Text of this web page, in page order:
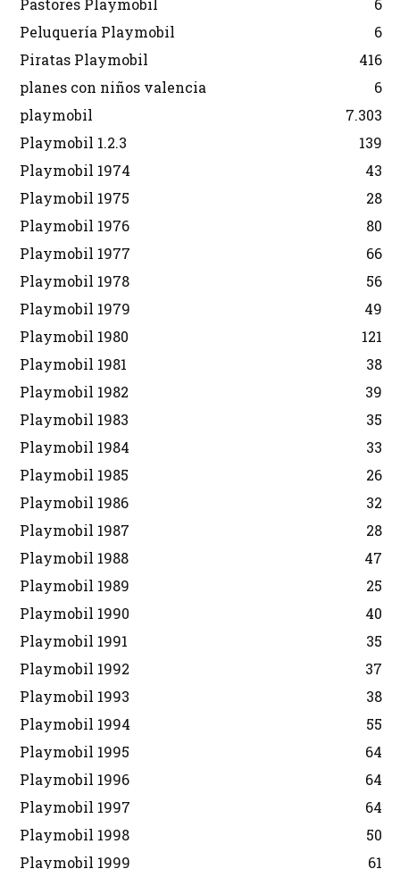
Pastores Playmobil
6
Peluquería Playmobil
6
Piratas Playmobil
416
planes con niños valencia
6
playmobil
7.303
Playmobil 1.2.3
139
Playmobil 1974
43
Playmobil 1975
28
Playmobil 1976
80
Playmobil 1977
66
Playmobil 1978
56
Playmobil 1979
49
Playmobil 1980
121
Playmobil 1981
38
Playmobil 1982
39
Playmobil 1983
35
Playmobil 1984
33
Playmobil 1985
26
Playmobil 1986
32
Playmobil 1987
28
Playmobil 1988
47
Playmobil 1989
25
Playmobil 1990
40
Playmobil 1991
35
Playmobil 1992
37
Playmobil 1993
38
Playmobil 1994
55
Playmobil 1995
64
Playmobil 1996
64
Playmobil 1997
64
Playmobil 1998
50
Playmobil 1999
61